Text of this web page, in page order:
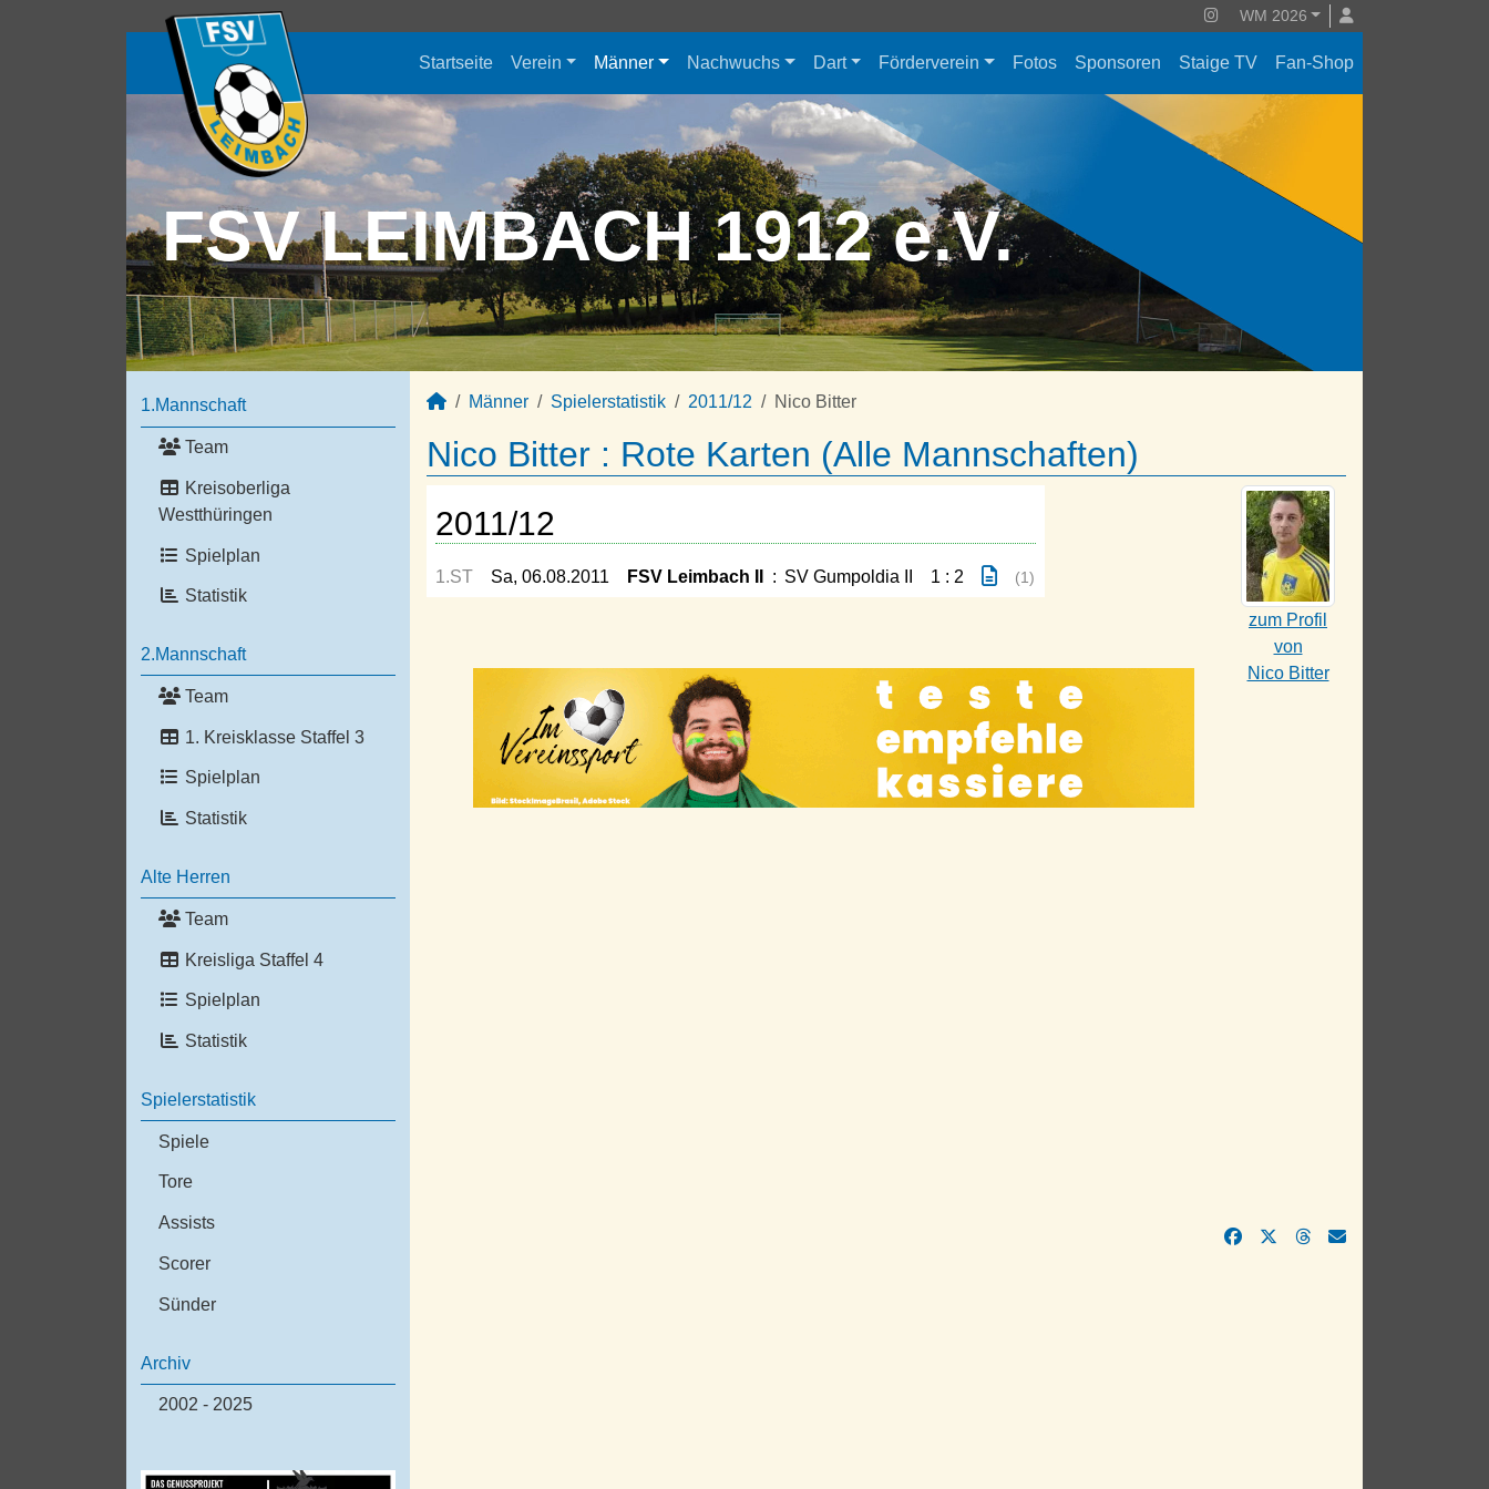
WM 2026
Startseite Verein Männer Nachwuchs Dart Förderverein Fotos Sponsoren Staige TV Fan-Shop
FSV LEIMBACH 1912 e.V.
1.Mannschaft
Team
Kreisoberliga
Westthüringen
Spielplan
Statistik
2.Mannschaft
Team
1. Kreisklasse Staffel 3
Spielplan
Statistik
Alte Herren
Team
Kreisliga Staffel 4
Spielplan
Statistik
Spielerstatistik
Spiele
Tore
Assists
Scorer
Sünder
Archiv
2002 - 2025
Männer Spielerstatistik 2011/12 Nico Bitter
Nico Bitter : Rote Karten (Alle Mannschaften)
zum Profil
von
Nico Bitter
2011/12
1.ST Sa, 06.08.2011 FSV Leimbach II : SV Gumpoldia II 1 : 2 (1)